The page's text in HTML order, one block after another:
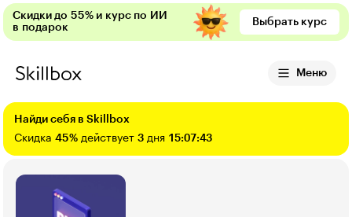
Скидки до 55% и курс по ИИ
в подарок
Выбрать курс
Меню
Найди себя в Skillbox
Скидка 45% действует 3 дня 15:07:42